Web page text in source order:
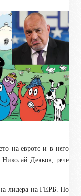
на еврото и в него
Денков, рече
на лидера на ГЕРБ. Но